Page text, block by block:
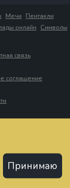
Мечи Пентакли
онлайн Символы
связь
соглашение
Принимаю